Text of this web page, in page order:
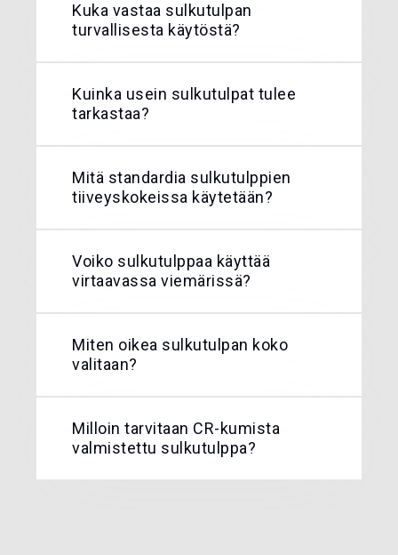
Kuka vastaa sulkutulpan
turvallisesta käytöstä?
Kuinka usein sulkutulpat tulee
tarkastaa?
Mitä standardia sulkutulppien
tiiveyskokeissa käytetään?
Voiko sulkutulppaa käyttää
virtaavassa viemärissä?
Miten oikea sulkutulpan koko
valitaan?
Milloin tarvitaan CR-kumista
valmistettu sulkutulppa?